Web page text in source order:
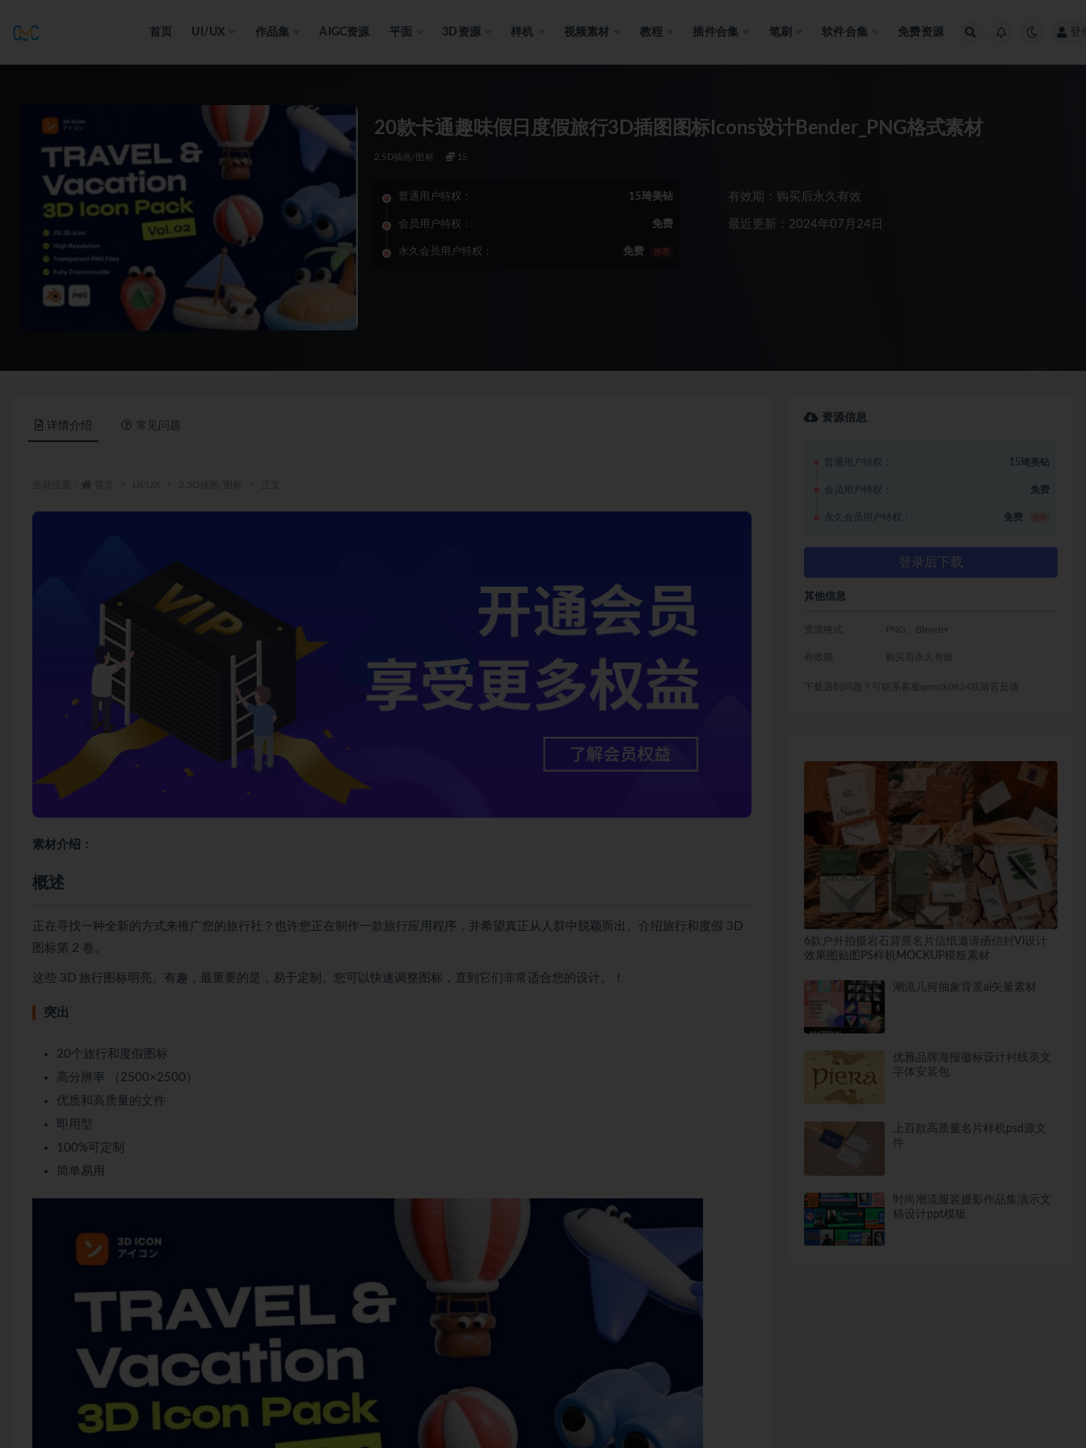
首页 UI/UX 作品集 AIGC资源 平面 3D资源 样机 视频素材 教程 插件合集 笔刷 软件合集 免费资源 登
20款卡通趣味假日度假旅行3D插图图标Icons设计Bender_PNG格式素材
2.5D插画/图标 15
普通用户特权： 15琦美钻
会员用户特权： 免费
永久会员用户特权： 免费 推荐
有效期：购买后永久有效
最近更新：2024年07月24日
详情介绍 常见问题
素材介绍：
概述
正在寻找一种全新的方式来推广您的旅行社？也许您正在制作一款旅行应用程序，并希望真正从人群中脱颖而出。介绍旅行和度假 3D
图标第 2 卷。
这些 3D 旅行图标明亮、有趣，最重要的是，易于定制。您可以快速调整图标，直到它们非常适合您的设计。！
突出
20个旅行和度假图标
高分辨率 （2500×2500）
优质和高质量的文件
即用型
100%可定制
简单易用
资源信息
普通用户特权： 15琦美钻
会员用户特权： 免费
永久会员用户特权： 免费
登录后下载
其他信息
资源格式 PNG，Blender
有效期 购买后永久有效
下载遇到问题？可联系客服qmsck0824或留言反馈
6款户外拍摄岩石背景名片信纸邀请函信封Vi设计
效果图贴图PS样机MOCKUP模板素材
潮流几何抽象背景ai矢量素材
优雅品牌海报徽标设计衬线英文
字体安装包
上百款高质量名片样机psd源文
件
时尚潮流服装摄影作品集演示文
稿设计ppt模板